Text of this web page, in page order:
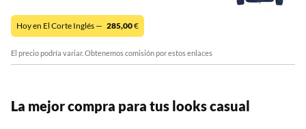
Hoy en El Corte Inglés — 285,00€
El precio podría variar. Obtenemos comisión por estos enlaces
La mejor compra para tus looks casual